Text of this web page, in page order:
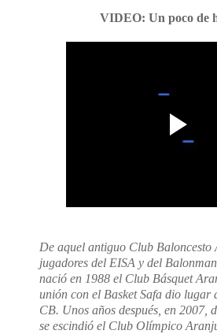
VIDEO: Un poco de
De aquel antiguo Club Baloncesto
jugadores del EISA y del
nació en 1988 el Club Básquet
unión con el Basket Safa dio lugar
CB. Unos años después, en 2007,
se escindió el Club Olímpico